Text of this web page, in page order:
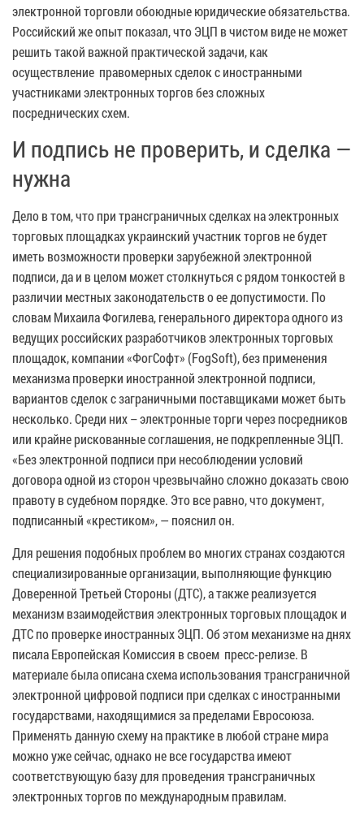
электронной торговли обоюдные юридические обязательства.
Российский же опыт показал, что ЭЦП в чистом виде не может
решить такой важной практической задачи, как
осуществление правомерных сделок с иностранными
участниками электронных торгов без сложных
посреднических схем.
И подпись не проверить, и сделка —
нужна
Дело в том, что при трансграничных сделках на электронных
торговых площадках украинский участник торгов не будет
иметь возможности проверки зарубежной электронной
подписи, да и в целом может столкнуться с рядом тонкостей в
различии местных законодательств о ее допустимости. По
словам Михаила Фогилева, генерального директора одного из
ведущих российских разработчиков электронных торговых
площадок, компании «ФогСофт» (FogSoft), без применения
механизма проверки иностранной электронной подписи,
вариантов сделок с заграничными поставщиками может быть
несколько. Среди них – электронные торги через посредников
или крайне рискованные соглашения, не подкрепленные ЭЦП.
«Без электронной подписи при несоблюдении условий
договора одной из сторон чрезвычайно сложно доказать свою
правоту в судебном порядке. Это все равно, что документ,
подписанный «крестиком», — пояснил он.
Для решения подобных проблем во многих странах создаются
специализированные организации, выполняющие функцию
Доверенной Третьей Стороны (ДТС), а также реализуется
механизм взаимодействия электронных торговых площадок и
ДТС по проверке иностранных ЭЦП. Об этом механизме на днях
писала Европейская Комиссия в своем пресс-релизе. В
материале была описана схема использования трансграничной
электронной цифровой подписи при сделках с иностранными
государствами, находящимися за пределами Евросоюза.
Применять данную схему на практике в любой стране мира
можно уже сейчас, однако не все государства имеют
соответствующую базу для проведения трансграничных
электронных торгов по международным правилам.